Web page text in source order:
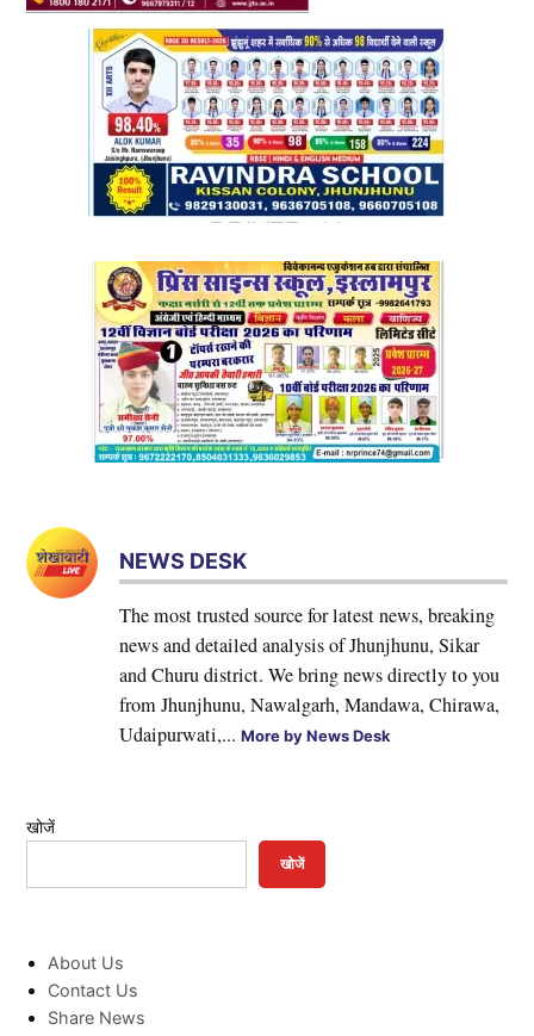
NEWS DESK
The most trusted source for latest news, breaking
news and detailed analysis of Jhunjhunu, Sikar
and Churu district. We bring news directly to you
from Jhunjhunu, Nawalgarh, Mandawa, Chirawa,
Udaipurwati,...More by News Desk
खोजें
खोजें
About Us
Contact Us
Share News